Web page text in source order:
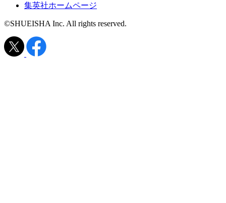
集英社ホームページ
©SHUEISHA Inc. All rights reserved.